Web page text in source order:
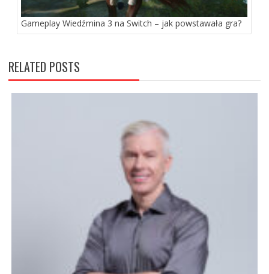
Gameplay Wiedźmina 3 na Switch – jak powstawała gra?
RELATED POSTS